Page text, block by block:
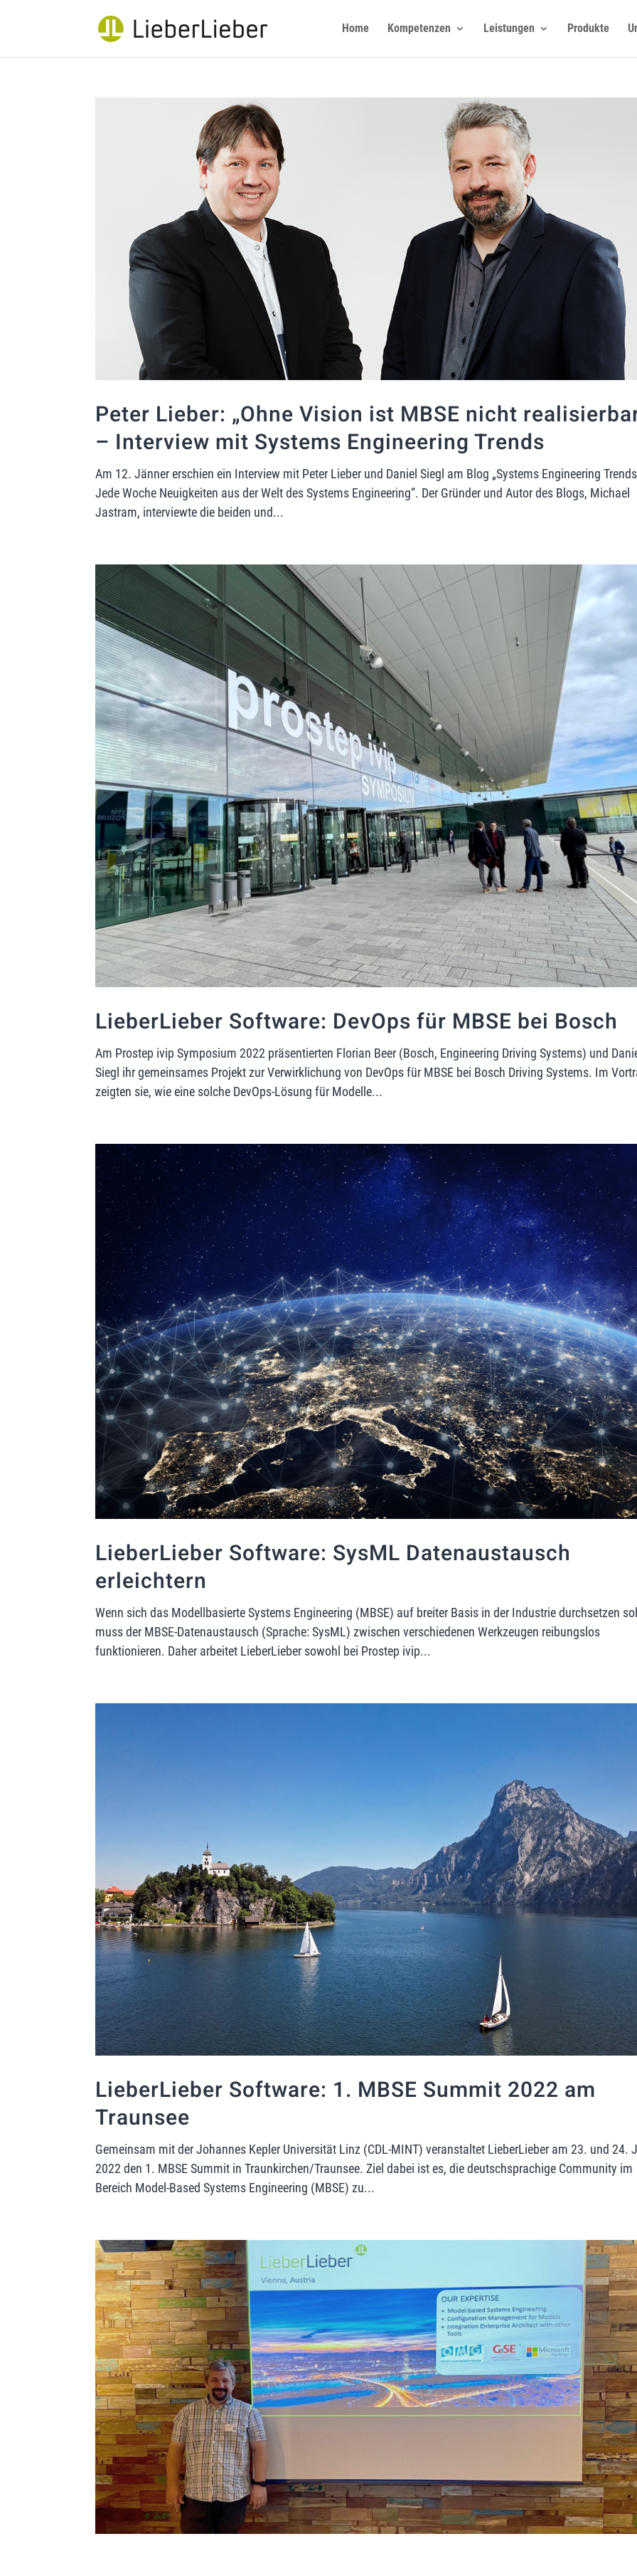
Home Kompetenzen Leistungen Produkte
Peter Lieber: „Ohne Vision ist MBSE nicht
– Interview mit Systems Engineering Trends
Am 12. Jänner erschien ein Interview mit Peter Lieber und Daniel Siegl am Blog „Systems Engineering
Jede Woche Neuigkeiten aus der Welt des Systems Engineering“. Der Gründer und Autor des Blogs, Michael
Jastram, interviewte die beiden und...
LieberLieber Software: DevOps für MBSE bei Bosch
Am Prostep ivip Symposium 2022 präsentierten Florian Beer (Bosch, Engineering Driving Systems) und
Siegl ihr gemeinsames Projekt zur Verwirklichung von DevOps für MBSE bei Bosch Driving Systems. Im
zeigten sie, wie eine solche DevOps-Lösung für Modelle...
LieberLieber Software: SysML Datenaustausch
erleichtern
Wenn sich das Modellbasierte Systems Engineering (MBSE) auf breiter Basis in der Industrie durchsetzen
muss der MBSE-Datenaustausch (Sprache: SysML) zwischen verschiedenen Werkzeugen reibungslos
funktionieren. Daher arbeitet LieberLieber sowohl bei Prostep ivip...
LieberLieber Software: 1. MBSE Summit 2022 am
Traunsee
Gemeinsam mit der Johannes Kepler Universität Linz (CDL-MINT) veranstaltet LieberLieber am 23. und 24.
2022 den 1. MBSE Summit in Traunkirchen/Traunsee. Ziel dabei ist es, die deutschsprachige Community im
Bereich Model-Based Systems Engineering (MBSE) zu...